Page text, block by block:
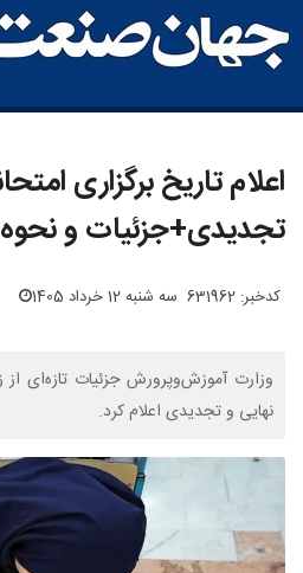
اعلام تاریخ برگزاری
تجدیدی+جزئیات و نحوه
کدخبر: 631962 سه شنبه 12 خرداد 1405
وزارت آموزش‌وپرورش جزئیات تازه‌ای از
نهایی و تجدیدی اعلام کرد.